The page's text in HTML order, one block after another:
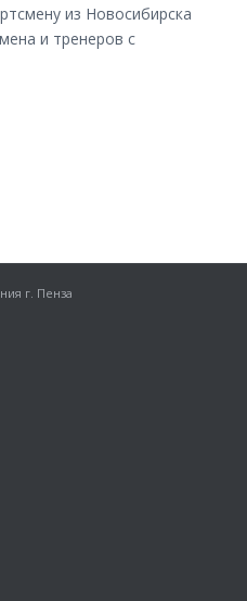
из Новосибирска
и тренеров с
г. Пенза